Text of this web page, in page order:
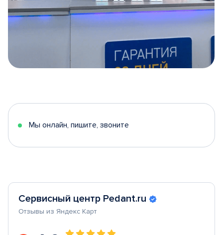
5
Мы онлайн, пишите, звоните
Сервисный центр Pedant.ru
Отзывы из Яндекс Карт